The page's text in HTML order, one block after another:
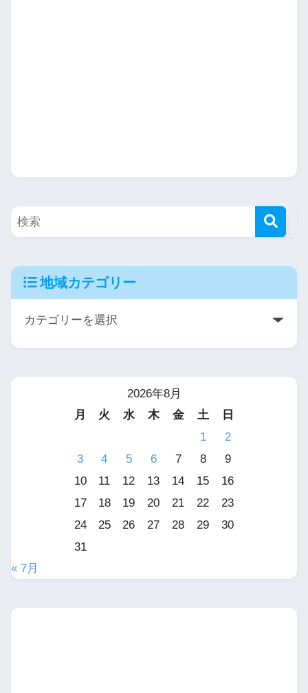
地域カテゴリー
2026年8月
月
火 水 木 金 土
日
1
2
3
4 5 6 7 8
9
10
11 12 13 14 15
16
17
18 19 20 21 22
23
24
25 26 27 28 29
30
31
« 7月